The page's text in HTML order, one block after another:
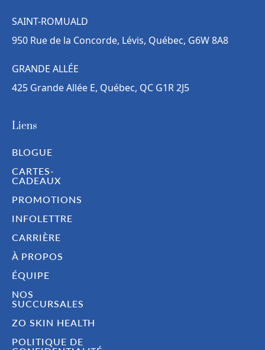
SAINT-ROMUALD
950 Rue de la Concorde, Lévis, Québec, G6W 8A8
GRANDE ALLÉE
425 Grande Allée E, Québec, QC G1R 2J5
Liens
BLOGUE
CARTES-
CADEAUX
PROMOTIONS
INFOLETTRE
CARRIÈRE
À PROPOS
ÉQUIPE
NOS
SUCCURSALES
ZO SKIN HEALTH
POLITIQUE DE